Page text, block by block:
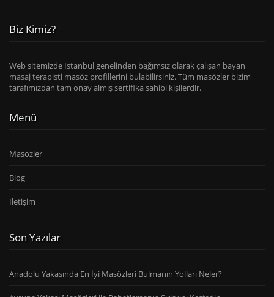
Biz Kimiz?
Web sitemizde İstanbul genelinden bağımsız olarak çalışan bayan
masaj terapisti masöz profillerini bulabilirsiniz. Tüm masözler bizim
tarafımızdan tam onay almış sertifika sahibi kişilerdir.
Menü
Masozler
Blog
İletişim
Son Yazılar
Anadolu Yakasında En İyi Masözleri Bulmanın Yolları Neler?